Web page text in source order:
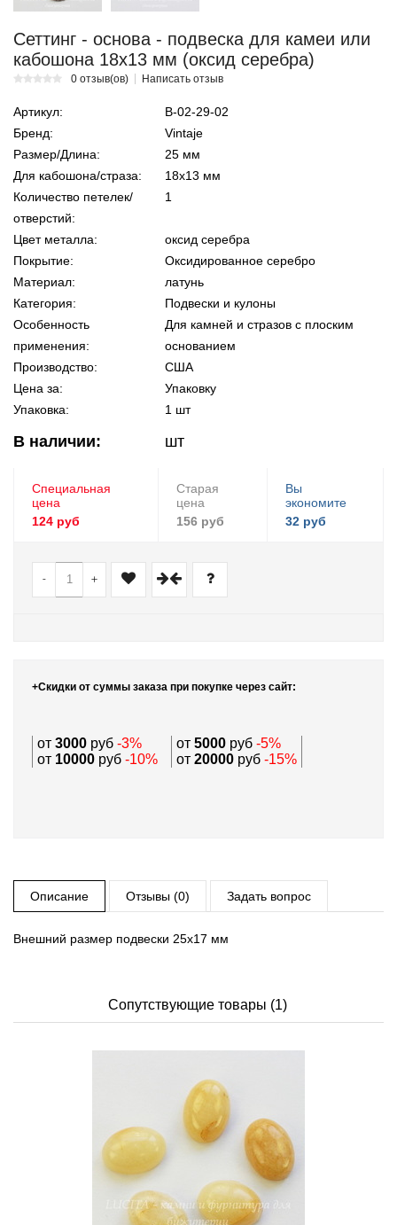
Сеттинг - основа - подвеска для камеи или
кабошона 18х13 мм (оксид серебра)
0 отзыв(ов) Написать отзыв
Артикул:
В-02-29-02
Бренд:
Vintaje
Размер/Длина:
25 мм
Для кабошона/страза:
18х13 мм
Количество петелек/
отверстий:
1
Цвет металла:
оксид серебра
Покрытие:
Оксидированное серебро
Материал:
латунь
Категория:
Подвески и кулоны
Особенность
применения:
Для камней и стразов с плоским
основанием
Производство:
США
Цена за:
Упаковку
Упаковка:
1 шт
В наличии: шт
Специальная
цена
124 руб
Старая
цена
156 руб
Вы
экономите
32 руб
- +
+Скидки от суммы заказа при покупке через сайт:
от 3000 руб -3% от 5000 руб -5%
от 10000 руб -10% от 20000 руб -15%
Описание Отзывы (0) Задать вопрос
Внешний размер подвески 25х17 мм
Сопутствующие товары (1)